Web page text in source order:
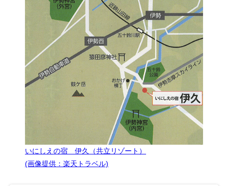
いにしえの宿 伊久（共立リゾート）
(画像提供：楽天トラベル)